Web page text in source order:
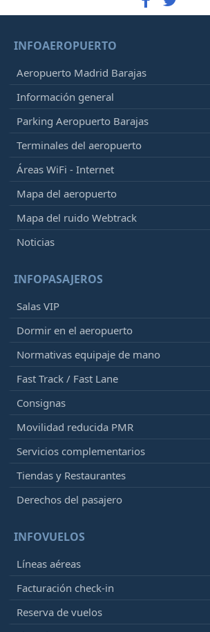
INFOAEROPUERTO
Aeropuerto Madrid Barajas
Información general
Parking Aeropuerto Barajas
Terminales del aeropuerto
Áreas WiFi - Internet
Mapa del aeropuerto
Mapa del ruido Webtrack
Noticias
INFOPASAJEROS
Salas VIP
Dormir en el aeropuerto
Normativas equipaje de mano
Fast Track / Fast Lane
Consignas
Movilidad reducida PMR
Servicios complementarios
Tiendas y Restaurantes
Derechos del pasajero
INFOVUELOS
Líneas aéreas
Facturación check-in
Reserva de vuelos